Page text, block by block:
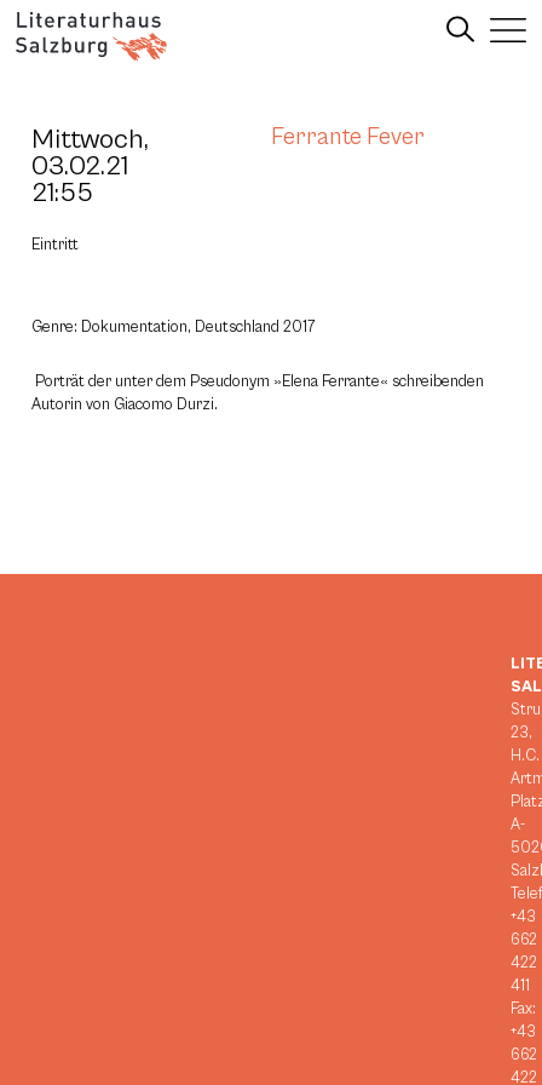
Mittwoch,
03.02.21
21:55
Ferrante Fever
Eintritt
Genre: Dokumentation, Deutschland 2017
Porträt der unter dem Pseudonym »Elena Ferrante« schreibenden
Autorin von Giacomo Durzi.
23,
H.C.
A-
+43
662
422
411
Fax:
+43
662
422